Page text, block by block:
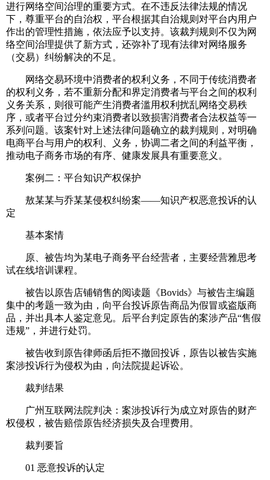
进行网络空间治理的重要方式。在不违反法律法规的情况
下，尊重平台的自治权，平台根据其自治规则对平台内用户
作出的管理性措施，依法应予以支持。该裁判规则不仅为网
络空间治理提供了新方式，还弥补了现有法律对网络服务
（交易）纠纷解决的不足。
网络交易环境中消费者的权利义务，不同于传统消费者
的权利义务，若不重新分配和界定消费者与平台之间的权利
义务关系，则很可能产生消费者滥用权利扰乱网络交易秩
序，或者平台过分约束消费者以致损害消费者合法权益等一
系列问题。该案针对上述法律问题确立的裁判规则，对明确
电商平台与用户的权利、义务，协调二者之间的利益平衡，
推动电子商务市场的有序、健康发展具有重要意义。
案例二：平台知识产权保护
敖某某与乔某某侵权纠纷案——知识产权恶意投诉的认
定
基本案情
原、被告均为某电子商务平台经营者，主要经营雅思考
试在线培训课程。
被告以原告店铺销售的阅读题《Bovids》与被告主编题
集中的考题一致为由，向平台投诉原告商品为假冒或盗版商
品，并出具本人鉴定意见。后平台判定原告的案涉产品“售假
违规”，并进行处罚。
被告收到原告律师函后拒不撤回投诉，原告以被告实施
案涉投诉行为侵权为由，向法院提起诉讼。
裁判结果
广州互联网法院判决：案涉投诉行为成立对原告的财产
权侵权，被告赔偿原告经济损失及合理费用。
裁判要旨
01 恶意投诉的认定